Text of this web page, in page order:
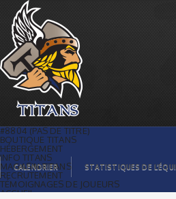
Titans écrasent les Sharpshooters, 12-4
| Titans de témiscaming
#8804 (PAS DE TITRE)
BOUTIQUE TITANS
HÉBERGEMENT
INFO TITANS
MAGASIN TITANS
RECRUTEMENT
TÉMOIGNAGES DE JOUEURS
ACCUEIL
CALENDRIER STATISTIQUES DE